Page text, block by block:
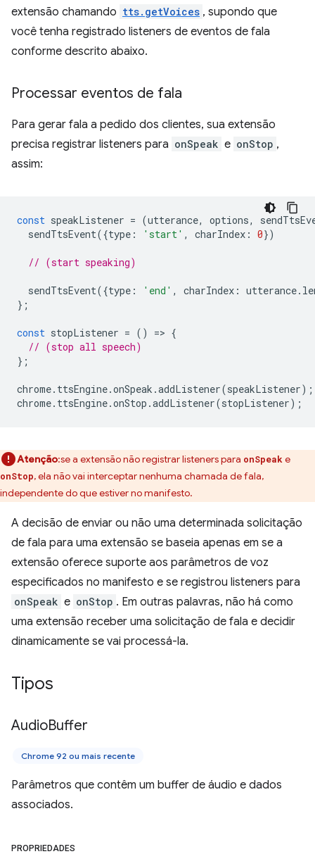
extensão chamando tts.getVoices , supondo que
você tenha registrado listeners de eventos de fala
conforme descrito abaixo.
Processar eventos de fala
Para gerar fala a pedido dos clientes, sua extensão
precisa registrar listeners para onSpeak e onStop ,
assim:
const speakListener = (utterance, options,
sendTtsEvent({type : 'start' , charIndex : 0})
// (start speaking)
sendTtsEvent({type : 'end' , charIndex : utterance.
};
const stopListener = () => {
// (stop all speech)
};
chrome. ttsEngine.onSpeak .addListener(speakListener);
chrome. ttsEngine.onStop .addListener(stopListener);
Atenção:se a extensão não registrar listeners para onSpeak e
onStop, ela não vai interceptar nenhuma chamada de fala,
independente do que estiver no manifesto.
A decisão de enviar ou não uma determinada solicitação
de fala para uma extensão se baseia apenas em se a
extensão oferece suporte aos parâmetros de voz
especificados no manifesto e se registrou listeners para
onSpeak e onStop . Em outras palavras, não há como
uma extensão receber uma solicitação de fala e decidir
dinamicamente se vai processá-la.
Tipos
AudioBuffer
Chrome 92 ou mais recente
Parâmetros que contêm um buffer de áudio e dados
associados.
PROPRIEDADES